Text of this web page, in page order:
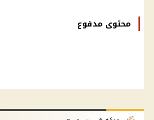
محتوى مدفوع